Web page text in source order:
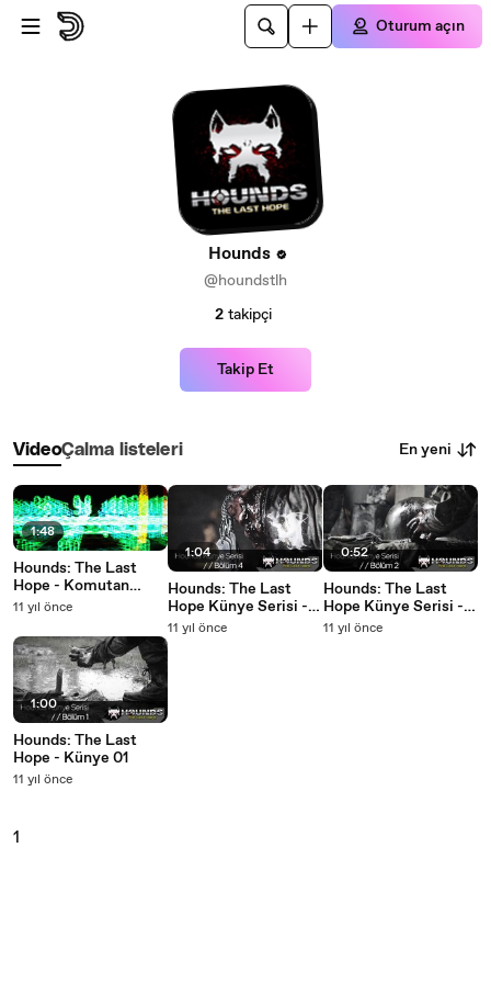
Ana içeriğe atla
Oturum açın
Hounds
@houndstlh
2 takipçi
Takip Et
VideoÇalma listeleri En yeni
1:48
Hounds: The Last
Hope - Komutan
Radyo Konuşması
11 yıl önce
1:00
Hounds: The Last
Hope - Künye 01
11 yıl önce
1:04
Hounds: The Last
Hope Künye Serisi -
Bölüm 4
11 yıl önce
0:52
Hounds: The Last
Hope Künye Serisi -
Bölüm 2
11 yıl önce
1